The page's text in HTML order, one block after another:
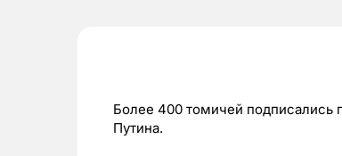
Более 400 томичей подписались
Путина.